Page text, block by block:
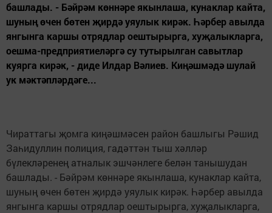
башлады. - Бәйрәм көннәре якынлаша, кунаклар кайта,
шуның өчен бөтен җирдә уяулык кирәк. Һәрбер авылда
янгынга каршы отрядлар оештырырга, хуҗалыкларга,
оешма-предприятиеләргә су тутырылган савытлар
куярга кирәк, - диде Илдар Вәлиев. Киңәшмәдә шулай
ук мәктәпләрдәге...
Чираттагы җомга киңәшмәсен район башлыгы Рәшид
Заһидуллин полиция, гадәттән тыш хәлләр
бүлекләренең атналык эшчәнлеге белән танышудан
башлады. - Бәйрәм көннәре якынлаша, кунаклар кайта,
шуның өчен бөтен җирдә уяулык кирәк. Һәрбер авылда
янгынга каршы отрядлар оештырырга, хуҗалыкларга,